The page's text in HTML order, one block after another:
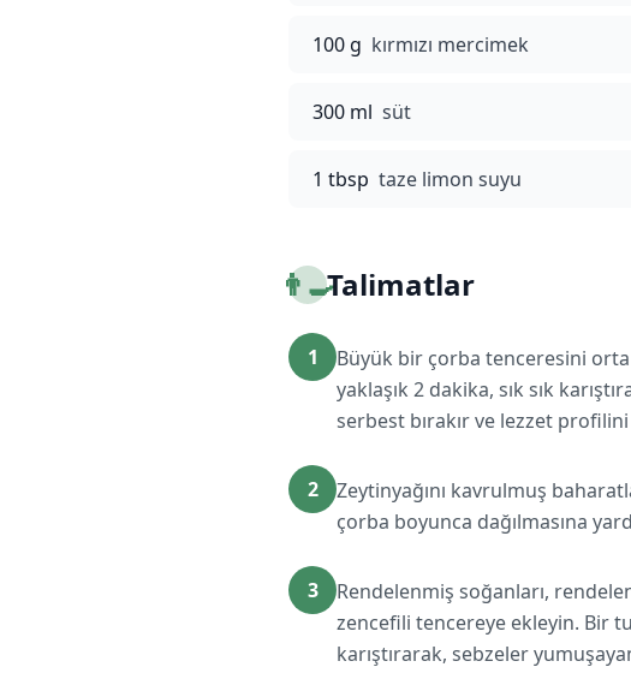
100 g kırmızı mercimek
300 ml süt
1 tbsp taze limon suyu
👨‍🍳Talimatlar
1
Büyük bir çorba tenceresini
yaklaşık 2 dakika, sık sık
serbest bırakır ve lezzet
2
Zeytinyağını kavrulmuş
çorba boyunca dağılmasına
3
Rendelenmiş soğanları,
zencefili tencereye ekleyin. Bir
karıştırarak, sebzeler